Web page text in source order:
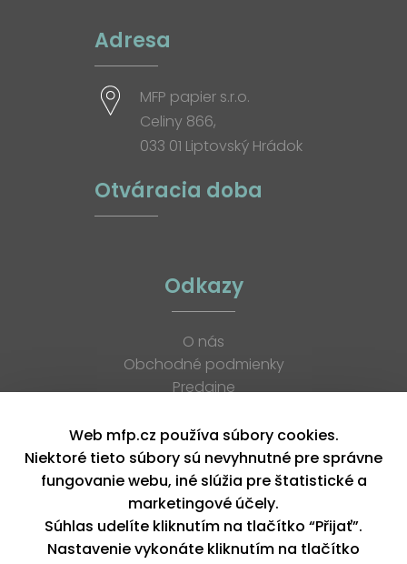
Adresa
MFP papier s.r.o.
Celiny 866,
033 01 Liptovský Hrádok
Otváracia doba
Odkazy
O nás
Obchodné podmienky
Predajne
K stiahnutiu
Blog
Kontakt
Kariéra
XML feed
Web mfp.cz používa súbory cookies.
Niektoré tieto súbory sú nevyhnutné pre správne
fungovanie webu, iné slúžia pre štatistické a
marketingové účely.
Súhlas udelíte kliknutím na tlačítko “Přijať”.
Nastavenie vykonáte kliknutím na tlačítko